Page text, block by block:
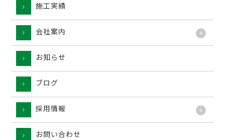
施工実績
会社案内
お知らせ
ブログ
採用情報
お問い合わせ